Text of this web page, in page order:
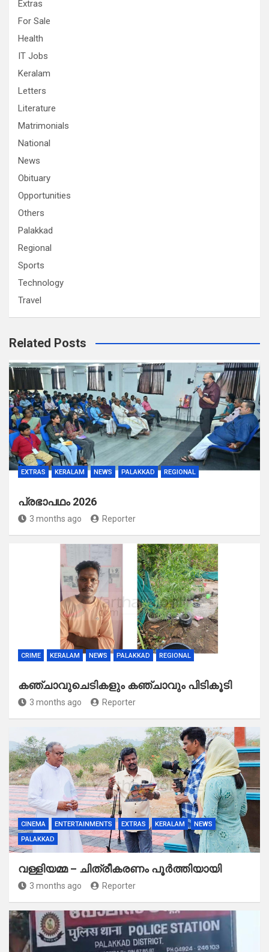
Extras
For Sale
Health
IT Jobs
Keralam
Letters
Literature
Matrimonials
National
News
Obituary
Opportunities
Others
Palakkad
Regional
Sports
Technology
Travel
Related Posts
EXTRAS KERALAM NEWS PALAKKAD REGIONAL
പ്രഭാപഥം 2026
3 months ago Reporter
CRIME KERALAM NEWS PALAKKAD REGIONAL
കഞ്ചാവുചെടികളും കഞ്ചാവും പിടികൂടി
3 months ago Reporter
CINEMA ENTERTAINMENTS EXTRAS KERALAM
NEWS
PALAKKAD
വള്ളിയമ്മ – ചിത്രീകരണം പൂർത്തിയായി
3 months ago Reporter